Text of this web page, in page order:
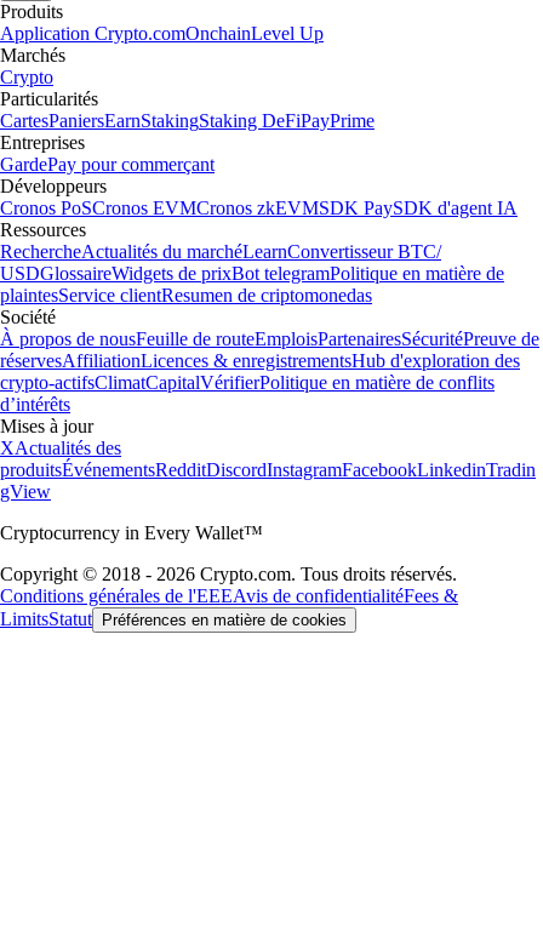
Produits
Application Crypto.comOnchainLevel Up
Marchés
Crypto
Particularités
CartesPaniersEarnStakingStaking DeFiPayPrime
Entreprises
GardePay pour commerçant
Développeurs
Cronos PoSCronos EVMCronos zkEVMSDK PaySDK d'agent IA
Ressources
RechercheActualités du marchéLearnConvertisseur BTC/
USDGlossaireWidgets de prixBot telegramPolitique en matière de
plaintesService clientResumen de criptomonedas
Société
À propos de nousFeuille de routeEmploisPartenairesSécuritéPreuve de
réservesAffiliationLicences & enregistrementsHub d'exploration des
crypto-actifsClimatCapitalVérifierPolitique en matière de conflits
d’intérêts
Mises à jour
XActualités des
produitsÉvénementsRedditDiscordInstagramFacebookLinkedinTradin
gView
Cryptocurrency in Every Wallet™
Copyright © 2018 - 2026 Crypto.com. Tous droits réservés.
Conditions générales de l'EEEAvis de confidentialitéFees &
LimitsStatut Préférences en matière de cookies